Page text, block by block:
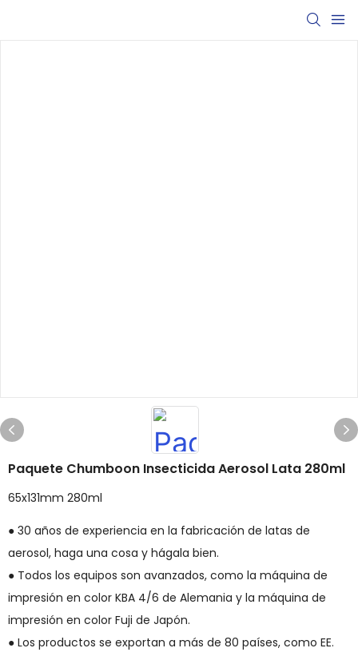
Paquete Chumboon Insecticida Aerosol Lata 280ml
65x131mm 280ml
● 30 años de experiencia en la fabricación de latas de
aerosol, haga una cosa y hágala bien.
● Todos los equipos son avanzados, como la máquina de
impresión en color KBA 4/6 de Alemania y la máquina de
impresión en color Fuji de Japón.
● Los productos se exportan a más de 80 países, como EE.